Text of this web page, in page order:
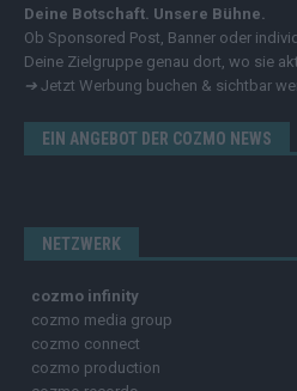
Deine Botschaft. Unsere Bühne.
Ob Sponsored Post, Banner oder
Deine Zielgruppe genau dort, wo sie
➔ Jetzt Werbung buchen & sichtbar
EIN ANGEBOT DER COZMO NEWS
NETZWERK
cozmo infinity
cozmo media group
cozmo connect
cozmo production